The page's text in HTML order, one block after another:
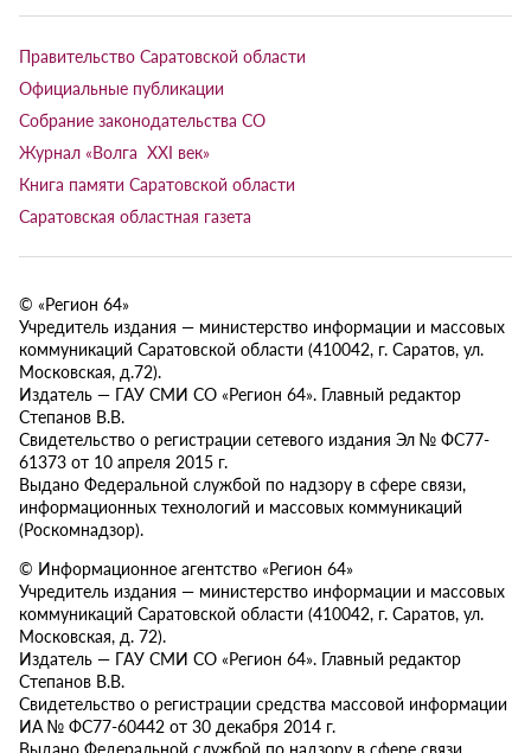
Правительство Саратовской области
Официальные публикации
Собрание законодательства СО
Журнал «Волга XXI век»
Книга памяти Саратовской области
Саратовская областная газета
© «Регион 64»
Учредитель издания — министерство информации и массовых
коммуникаций Саратовской области (410042, г. Саратов, ул.
Московская, д.72).
Издатель — ГАУ СМИ СО «Регион 64». Главный редактор
Степанов В.В.
Свидетельство о регистрации сетевого издания Эл № ФС77-
61373 от 10 апреля 2015 г.
Выдано Федеральной службой по надзору в сфере связи,
информационных технологий и массовых коммуникаций
(Роскомнадзор).
© Информационное агентство «Регион 64»
Учредитель издания — министерство информации и массовых
коммуникаций Саратовской области (410042, г. Саратов, ул.
Московская, д. 72).
Издатель — ГАУ СМИ СО «Регион 64». Главный редактор
Степанов В.В.
Свидетельство о регистрации средства массовой информации
ИА № ФС77-60442 от 30 декабря 2014 г.